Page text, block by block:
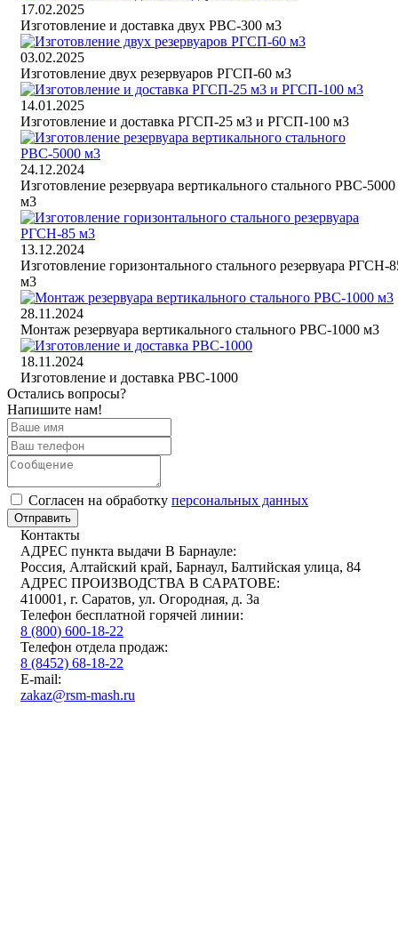
17.02.2025
Изготовление и доставка двух РВС-300 м3
03.02.2025
Изготовление двух резервуаров РГСП-60 м3
14.01.2025
Изготовление и доставка РГСП-25 м3 и РГСП-100 м3
24.12.2024
Изготовление резервуара вертикального стального РВС-5000
м3
13.12.2024
Изготовление горизонтального стального резервуара РГСН-
м3
28.11.2024
Монтаж резервуара вертикального стального РВС-1000 м3
18.11.2024
Изготовление и доставка РВС-1000
Остались вопросы?
Напишите нам!
Cогласен на обработку персональных данных
Отправить
Контакты
АДРЕС пункта выдачи В Барнауле:
Россия, Алтайский край, Барнаул, Балтийская улица, 84
АДРЕС ПРОИЗВОДСТВА В САРАТОВЕ:
410001, г. Саратов, ул. Огородная, д. 3а
Телефон бесплатной горячей линии:
8 (800) 600-18-22
Телефон отдела продаж:
8 (8452) 68-18-22
E-mail:
zakaz@rsm-mash.ru